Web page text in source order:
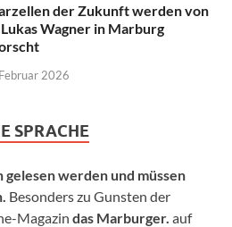
der Zukunft werden von
Wagner in Marburg
2026
SPRACHE
werden und müssen
Besonders zu Gunsten der
Magazin das Marburger. auf